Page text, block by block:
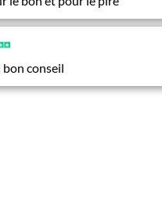
conseil